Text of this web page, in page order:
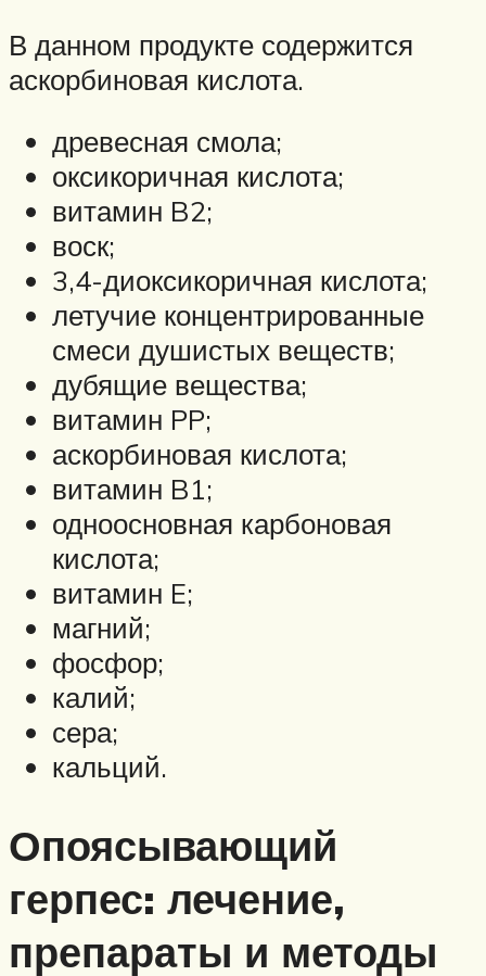
В данном продукте содержится
аскорбиновая кислота.
древесная смола;
оксикоричная кислота;
витамин B2;
воск;
3,4-диоксикоричная кислота;
летучие концентрированные
смеси душистых веществ;
дубящие вещества;
витамин PP;
аскорбиновая кислота;
витамин B1;
одноосновная карбоновая
кислота;
витамин E;
магний;
фосфор;
калий;
сера;
кальций.
Опоясывающий
герпес: лечение,
препараты и методы